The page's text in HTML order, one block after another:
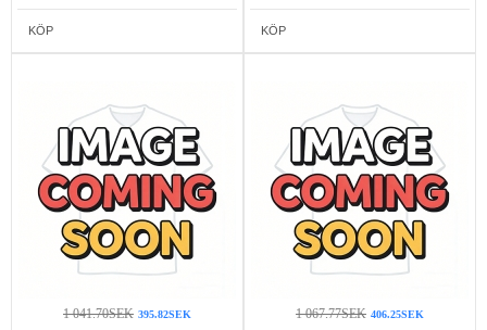
KÖP KÖP
1 041.70SEK 395.82SEK 1 067.77SEK 406.25SEK